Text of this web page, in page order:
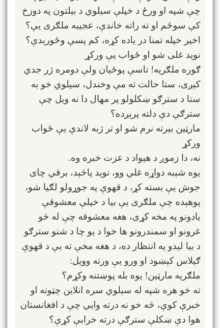
چې شپه او ورځ د خپلې سیلوي د بېلتون په دوزخ
کې سوځم او ته راته خاندې، عجیبه ملګری یې؟
اخیر خپله تمنا در یاده کړه، کم پسې وځورېدې؟
نوید غلی شو او ځواب یې ورکړ
ګوره ملګریه! تاسې پوځیان ولې دومره ژر جدي
کېږی، ستا حالت ته مې وخندل، سیلوي خو به
ستا د سترګو ښکلولو پر مهال دا نه ویل چې
سترګې دې دلته پرېږده؟
مارټین بېرته نرم شو او تر ژبه لاندې یې ځواب
ورکړ
نه، دا زموږ د هېواد د عزت خبره وه.
یوه شېبه دواړه غلي وو، نوید پاڅېد، برقي چای
جوش یې بسته کړ، د قهوې په جوړولو لګیا شو،
پوهېده چې ملګری یې بیا د خپلې معشوقې
یادونو په مخه کړی، هغه معشوقه چې له څو
غرونو او سمندرونو ها خوا د یو چا د شنو سترګو
د بیا لیدو په انتظار ده، د هغه مخې ته یې د قهوې
ګیلاس کېښود او ورو یې ورته وویل:
ملګریه مارټین! یوه بله پوښتنه وکړم؟
ته خو هره شپه له سېلوي سره انلاین چټونه او
خبرې کوې، څه خو نه درته وايي چې د افغانستان
هوا دې ښکلې سترګې درته خرابې کړې؟